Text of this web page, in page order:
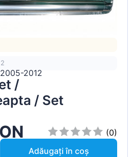
2012
/
/ Set
(0)
Adăugați în coș